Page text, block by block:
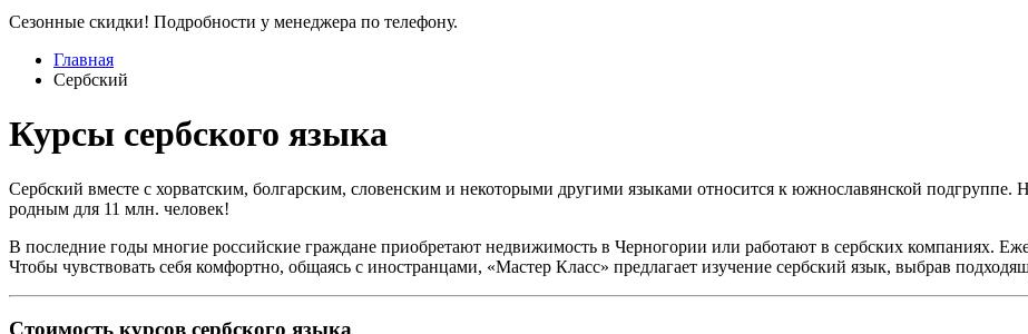
Сезонные скидки! Подробности у менеджера по телефону.
Главная
Сербский
Курсы сербского языка
Сербский вместе с хорватским, болгарским, словенским и некоторыми другими языками относится к южнославянской подгруппе.
родным для 11 млн. человек!
В последние годы многие российские граждане приобретают недвижимость в Черногории или работают в сербских компаниях.
Чтобы чувствовать себя комфортно, общаясь с иностранцами, «Мастер Класс» предлагает изучение сербский язык, выбрав
Стоимость курсов сербского языка